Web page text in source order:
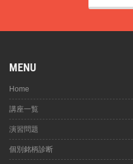
MENU
Home
講座一覧
演習問題
個別銘柄診断